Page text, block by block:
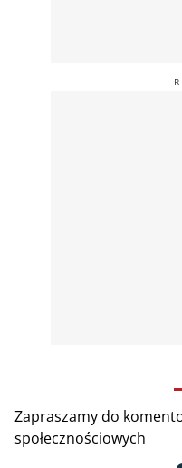
Zapraszamy do
społecznościowych